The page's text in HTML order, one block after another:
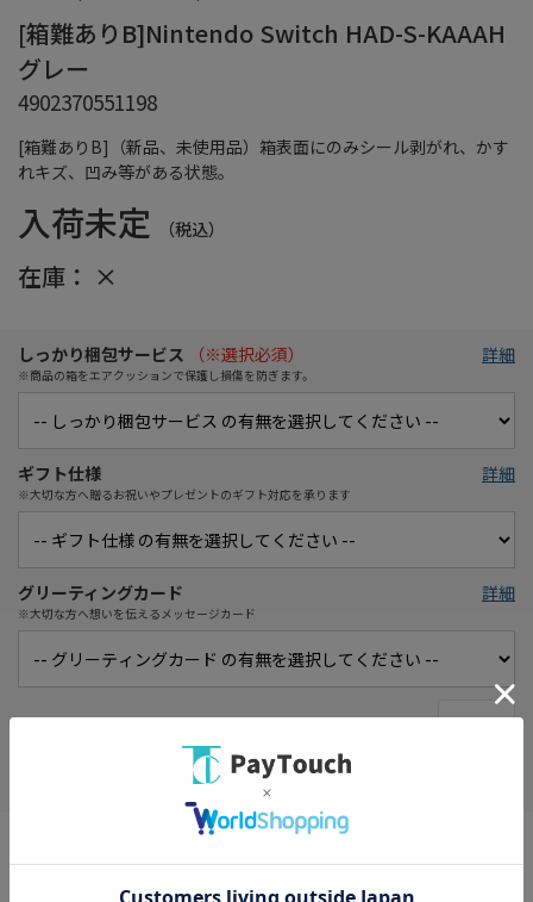
[箱難ありB]（新品、未使用品）箱表面にのみシール剥がれ、かす
れキズ、凹み等がある状態。
[箱難ありB]Nintendo Switch HAD-S-KAAAH
グレー
4902370551198
入荷未定 （税込）
在庫： ×
しっかり梱包サービス （※選択必須）
※商品の箱をエアクッションで保護し損傷を防ぎます。
詳細
ギフト仕様
※大切な方へ贈るお祝いやプレゼントのギフト対応を承ります
詳細
グリーティングカード
※大切な方へ想いを伝えるメッセージカード
詳細
※クーポンプレゼントキャンペーンは対象外になります
※メーカーキャンペーン特典等はロットにより添付がない場合が